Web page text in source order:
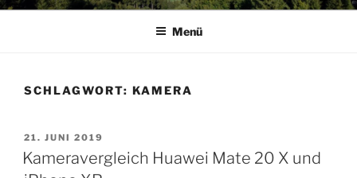
Menü
SCHLAGWORT: KAMERA
VERÖFFENTLICHT
AM
21. JUNI 2019
Kameravergleich Huawei Mate 20 X und